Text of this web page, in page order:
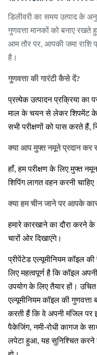
डिलीवरी का समय उत्पाद के
गुणवत्ता मानकों को बनाए
आम तौर पर, आपकी जमा राशि
है।
गुणवत्ता की गारंटी कैसे दें?
प्रत्येक उत्पादन प्रक्रिया का
माल के चयन से लेकर शिपमेंट
सभी परीक्षणों को पास करते हैं,
क्या आप मुफ्त नमूने प्रदान कर
हाँ, हम परीक्षण के लिए मुफ्त
शिपिंग लागत वहन करनी चाहिए।
क्या हम चीन जाने पर आपके
हमारे कारखाने का दौरा करने
चारों ओर दिखाएंगे।
प्रीपेंटेड एल्यूमीनियम कॉइल
लिए महत्वपूर्ण है कि कॉइल
उपयोग के लिए तैयार हों।
एल्यूमीनियम कॉइल की
करती हैं कि वे अपनी मंजिल पर
पैकेजिंग, नमी-रोधी कागज के
लपेटा हुआ, यह सुनिश्चित करने